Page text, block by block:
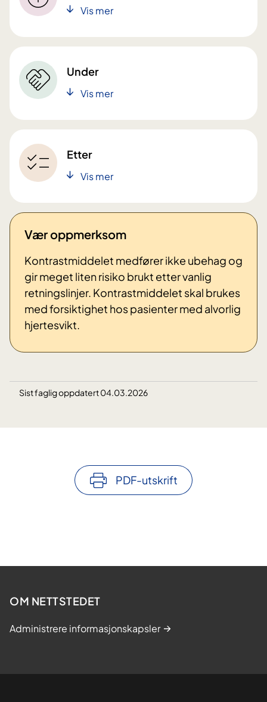
Vis mer
Under
Vis mer
Etter
Vis mer
Vær oppmerksom
Kontrastmiddelet medfører ikke ubehag og
gir meget liten risiko brukt etter vanlig
retningslinjer. Kontrastmiddelet skal brukes
med forsiktighet hos pasienter med alvorlig
hjertesvikt.
Sist faglig oppdatert 04.03.2026
PDF-utskrift
OM NETTSTEDET
Administrere informasjonskapsler